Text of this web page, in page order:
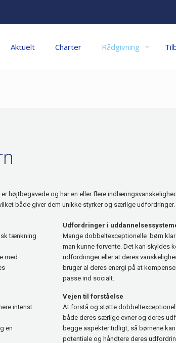
Aktuelt Charter Rådgivning
højtbegavede og har en eller flere
både giver dem unikke styrker og særlige udfordringer.
tænkning
med
intenst.
en
Udfordringer i
Mange dobbeltexceptionelle børn
man kunne forvente. Det kan skyldes
udfordringer eller at deres
bruger al deres energi på at
passe ind socialt.
Vejen til forståelse
At forstå og støtte
både deres særlige evner og deres
begge aspekter tidligt, så børnene
potentiale og håndtere deres